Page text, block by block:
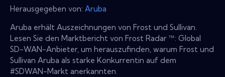
Herausgegeben von: Aruba
Aruba erhält Auszeichnungen von Frost und Sullivan.
Lesen Sie den Marktbericht von Frost Radar ™: Global
SD-WAN-Anbieter, um herauszufinden, warum Frost und
Sullivan Aruba als starke Konkurrentin auf dem
#SDWAN-Markt anerkannten.